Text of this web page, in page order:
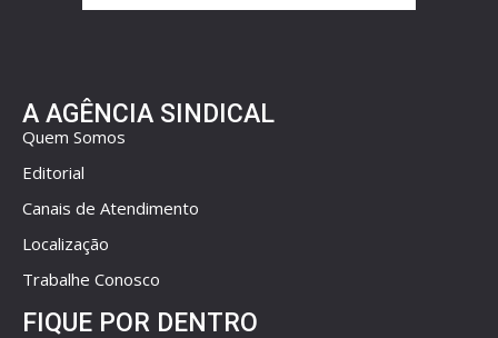
A AGÊNCIA SINDICAL
Quem Somos
Editorial
Canais de Atendimento
Localização
Trabalhe Conosco
FIQUE POR DENTRO